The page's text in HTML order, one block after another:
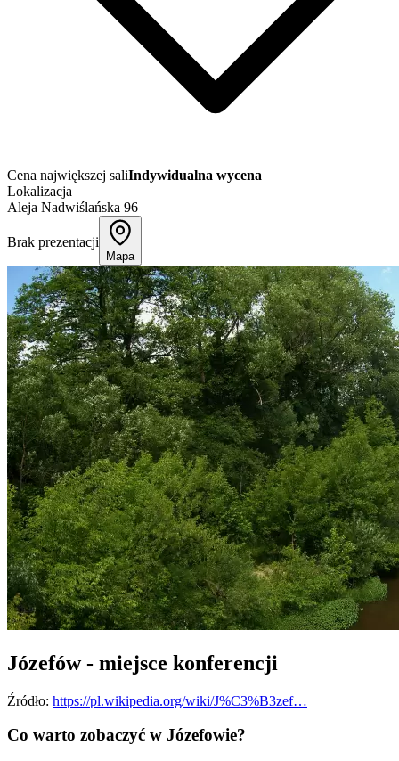
Cena największej saliIndywidualna wycena
Lokalizacja
Aleja Nadwiślańska 96
Brak prezentacji
Mapa
Józefów - miejsce konferencji
Źródło: https://pl.wikipedia.org/wiki/J%C3%B3zef…
Co warto zobaczyć w Józefowie?